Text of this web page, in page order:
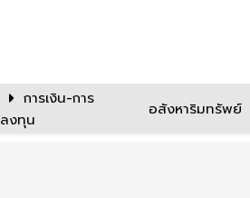
การเงิน-การ
ลงทุน
อสังหาริมทรัพย์